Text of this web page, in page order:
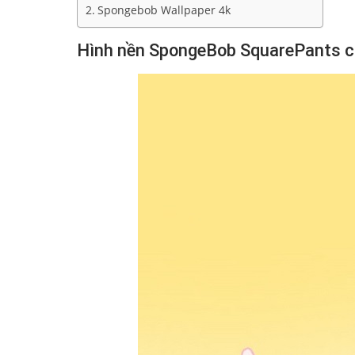
Spongebob Wallpaper 4k
Hình nền SpongeBob SquarePants